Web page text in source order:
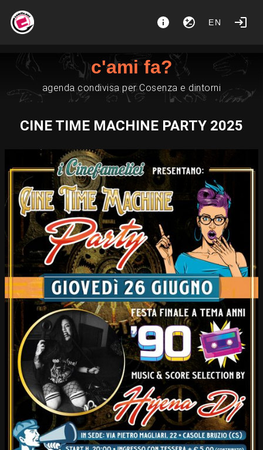
EN
c'ami fa?
agenda condivisa per Cosenza e dintorni
CINE TIME MACHINE PARTY 2025